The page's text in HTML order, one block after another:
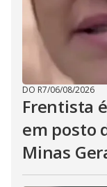
DO R7/06/08/2026
Frentista
em posto
Minas